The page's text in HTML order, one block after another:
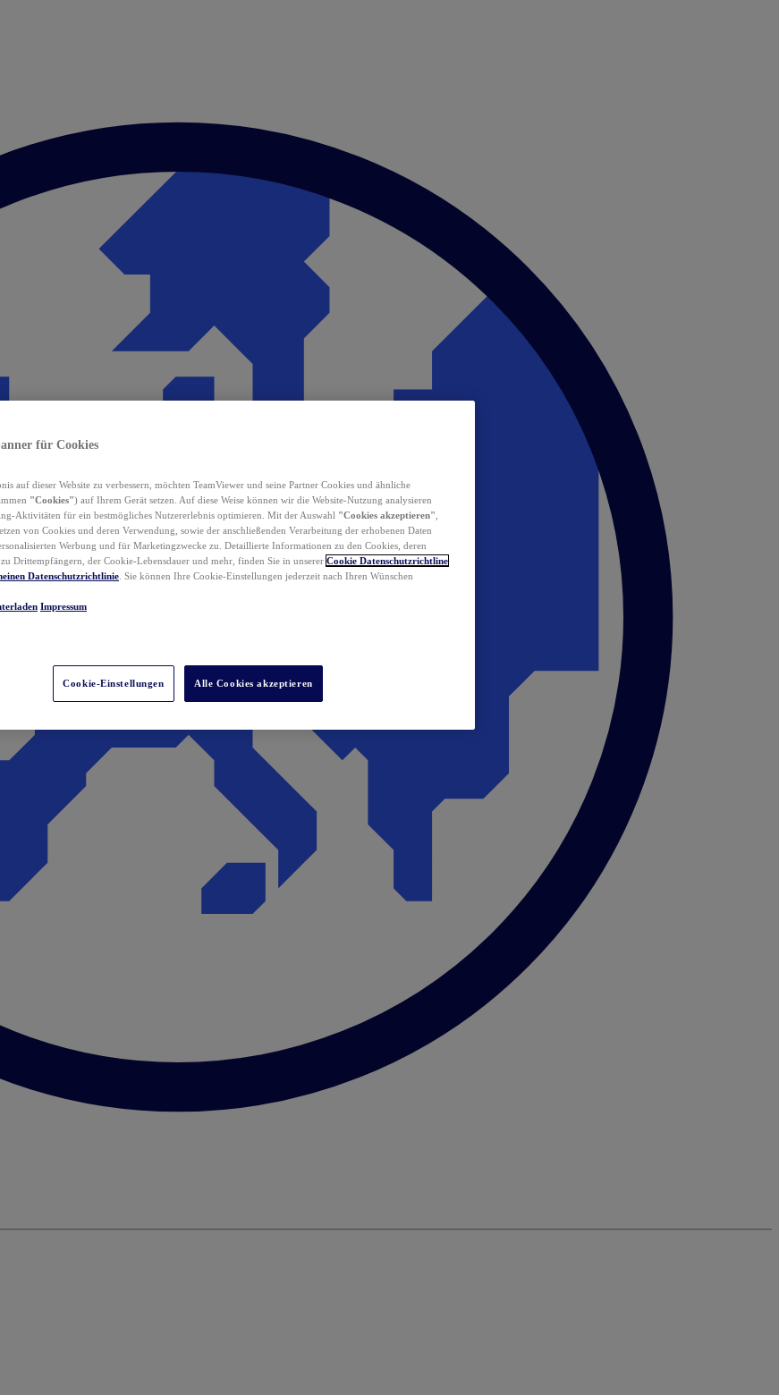
für Cookies
auf dieser Website zu verbessern, möchten TeamViewer und seine Partner Cookies und ähnliche
"Cookies") auf Ihrem Gerät setzen. Auf diese Weise können wir die Website-Nutzung analysieren
Aktivitäten für ein bestmögliches Nutzererlebnis optimieren. Mit der Auswahl "Cookies akzeptieren"
von Cookies und deren Verwendung, sowie der anschließenden Verarbeitung der erhobenen Daten
Werbung und für Marketingzwecke zu. Detaillierte Informationen zu den Cookies, deren
Drittempfängern, der Cookie-Lebensdauer und mehr, finden Sie in unserer Cookie Datenschutzrichtline
Datenschutzrichtlinie . Sie können Ihre Cookie-Einstellungen jederzeit nach Ihren Wünschen
Impressum
Cookie-Einstellungen Alle Cookies akzeptieren